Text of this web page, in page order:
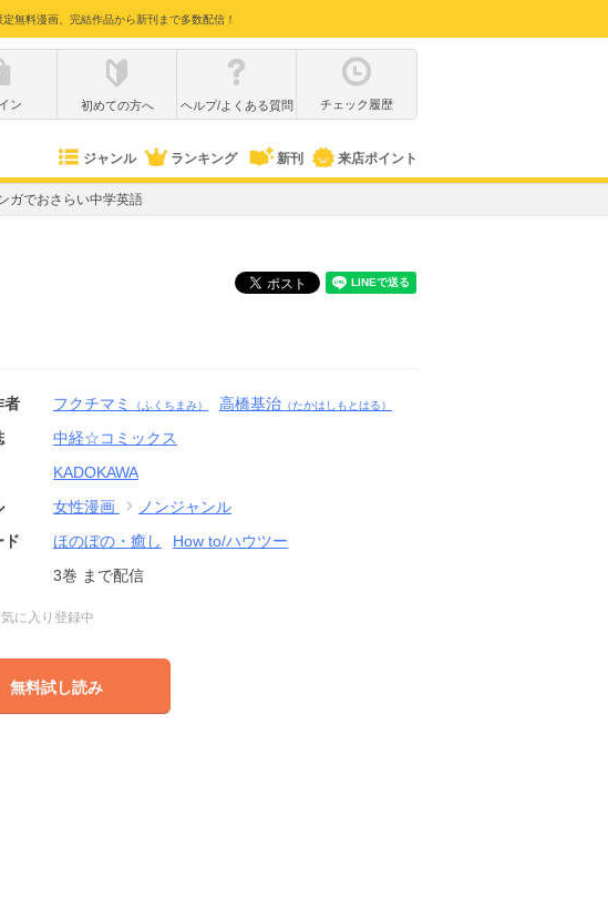
無料漫画、完結作品から新刊まで多数配信！
ン 初めての方へ ヘルプ/よくある質問 チェック履歴
ジャンル ランキング 新刊 来店ポイント
ガでおさらい中学英語
者 フクチマミ （ふくちまみ） 高橋基治 （たかはしもとはる）
中経☆コミックス
KADOKAWA
女性漫画
ノンジャンル
ド
ほのぼの・癒し
How to/ハウツー
3巻 まで配信
に入り登録中
無料試し読み